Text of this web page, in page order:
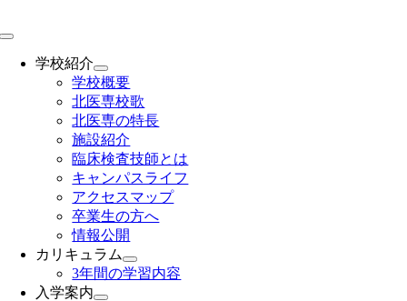
to
Toggle
Navigation学校紹介
学校概要
北医専校歌
北医専の特長
施設紹介
臨床検査技師とは
キャンパスライフ
アクセスマップ
卒業生の方へ
情報公開
カリキュラム
3年間の学習内容
入学案内